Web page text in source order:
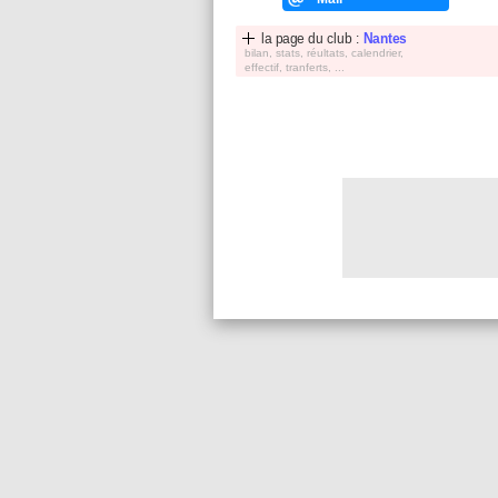
la page du club : Nantes
bilan, stats, réultats, calendrier,
effectif, tranferts, ...